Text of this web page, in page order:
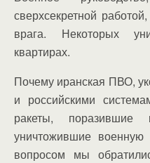
сверхсекретной
врага. Некоторых
квартирах.
Почему иранская ПВО,
и российскими
ракеты,
уничтожившие
вопросом мы